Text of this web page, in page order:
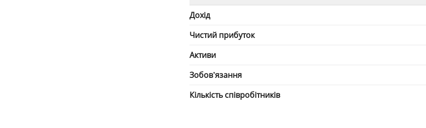
Дохід
Чистий прибуток
Активи
Зобов’язання
Кількість співробітників